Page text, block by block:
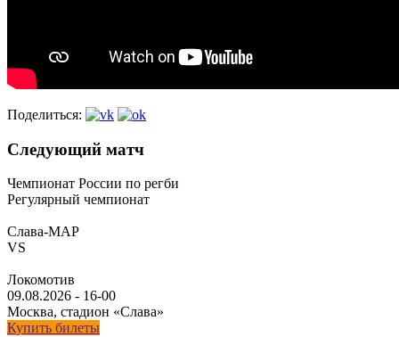
Поделиться:
Следующий матч
Чемпионат России по регби
Регулярный чемпионат
Слава-МАР
VS
Локомотив
09.08.2026 - 16-00
Москва, стадион «Слава»
Купить билеты